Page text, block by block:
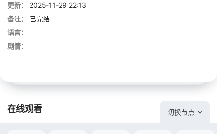
更新：
2025-11-29 22:13
备注：
已完结
语言：
剧情：
在线观看 切换节点